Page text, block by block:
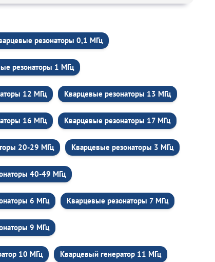
резонаторы 0,1 МГц
резонаторы 1 МГц
12 МГц Кварцевые резонаторы 13 МГц
16 МГц Кварцевые резонаторы 17 МГц
20-29 МГц Кварцевые резонаторы 3 МГц
40-49 МГц
6 МГц Кварцевые резонаторы 7 МГц
9 МГц
10 МГц Кварцевый генератор 11 МГц